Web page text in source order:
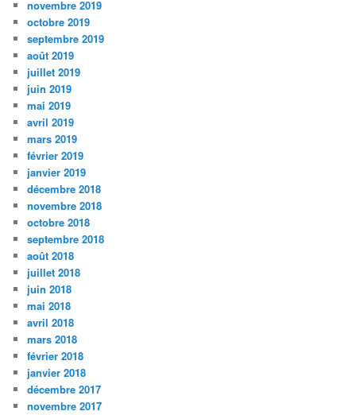
novembre 2019
octobre 2019
septembre 2019
août 2019
juillet 2019
juin 2019
mai 2019
avril 2019
mars 2019
février 2019
janvier 2019
décembre 2018
novembre 2018
octobre 2018
septembre 2018
août 2018
juillet 2018
juin 2018
mai 2018
avril 2018
mars 2018
février 2018
janvier 2018
décembre 2017
novembre 2017